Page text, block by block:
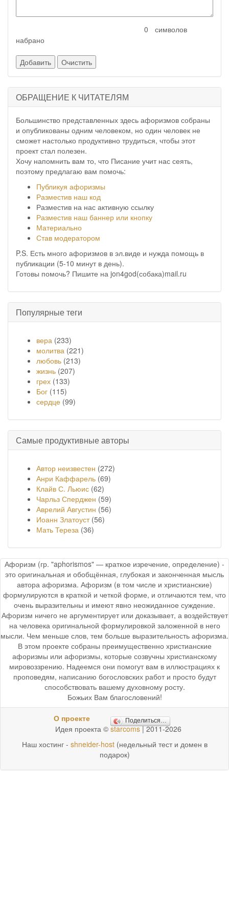
символов
набрано
ОБРАЩЕНИЕ К ЧИТАТЕЛЯМ
Большинство представленных здесь афоризмов собраны
и опубликованы одним человеком, но один человек не
сможет настолько продуктивно трудиться, чтобы этот
проект стал полезен.
Хочу напомнить вам то, что Писание учит нас сеять,
поэтому предлагаю вам помочь:
Публикуя афоризмы
Разместив наш код
Разместив на нас активную ссылку
Разместив наш баннер или кнопку
Материально
Став модератором
P.S. Есть много афоризмов в эл.виде и нужда помощь в
публикации (5-10 минут в день).
Готовы помочь? Пишите на jon4god(собака)mail.ru
Популярные теги
вера (233)
молитва (221)
любовь (213)
жизнь (207)
грех (133)
Бог (115)
сердце (99)
Самые продуктивные авторы
Автор неизвестен (272)
Анри Каффарель (69)
Клайв С. Льюис (62)
Чарльз Сперджен (59)
Аврелий Августин (56)
Иоанн Златоуст(56)
Мать Тереза (36)
Афоризм (гр. "aphorismos" — краткое изречение, определение) -
это оригинальная и обобщённая, глубокая и законченная мысль
автора афоризма. Афоризм (в том числе и христианские)
формулируются в краткой и четкой форме, и отличаются тем, что
очень выразительны и имеют явно неожиданное суждение.
Афоризм ничего не аргументирует или доказывает, а воздействует
на человека оригинальной формулировкой заложенной в него
мысли. Чем меньше слов, тем больше выразительность афоризма.
В этом проекте собраны преимущественно христианские
афоризмы или афоризмы, которые созвучны христианскому
мировоззрению. Надеемся они помогут вам в иллюстрациях к
проповедям, написанию богословских работ и просто будут
способствовать вашему духовному росту.
Божьих Вам благословений!
О проекте Поделиться…
Идея проекта © starcoms| 2011-2026
Наш хостинг - shneider-host(недельный тест и домен в
подарок)